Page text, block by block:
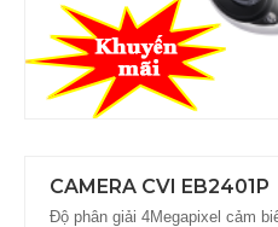
CAMERA CVI EB2401P
Độ phân giải 4Megapixel cảm